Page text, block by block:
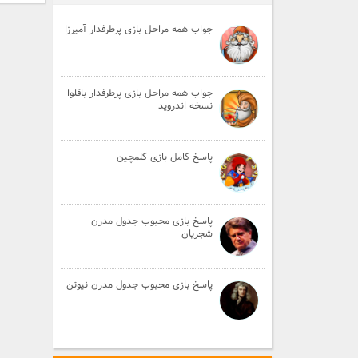
جواب همه مراحل بازی پرطرفدار آمیرزا
جواب همه مراحل بازی پرطرفدار باقلوا
نسخه اندروید
پاسخ کامل بازی کلمچین
پاسخ بازی محبوب جدول مدرن
شجریان
پاسخ بازی محبوب جدول مدرن نیوتن